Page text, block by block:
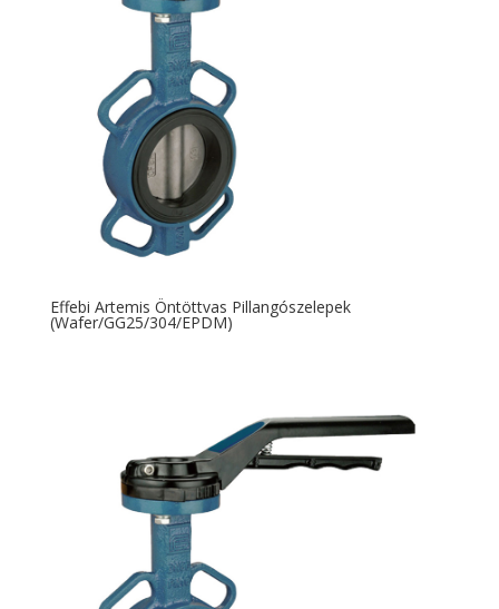
Effebi Artemis Öntöttvas Pillangószelepek
(Wafer/GG25/304/EPDM)